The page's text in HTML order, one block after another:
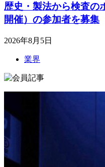
歴史・製法から検査の
開催）の参加者を募集
2026年8月5日
業界